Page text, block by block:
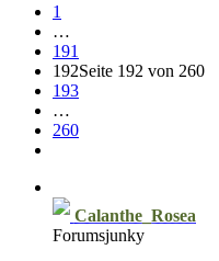
1
…
191
192Seite 192 von 260
193
…
260
Calanthe_Rosea
Forumsjunky